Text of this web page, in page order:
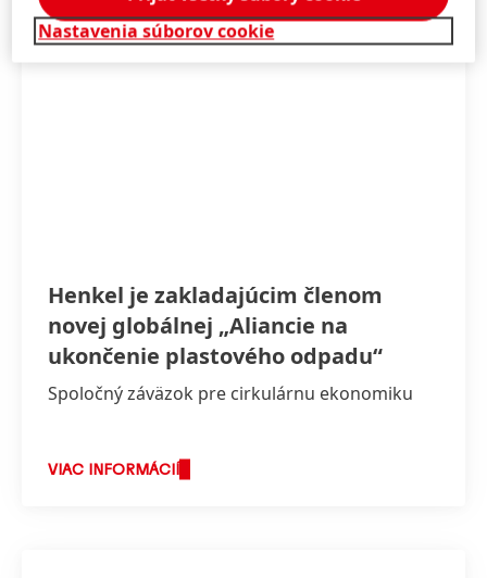
Henkel je zakladajúcim členom
novej globálnej „Aliancie na
ukončenie plastového odpadu“
Spoločný záväzok pre cirkulárnu ekonomiku
VIAC INFORMÁCIÍ
Nastavenia súborov cookie